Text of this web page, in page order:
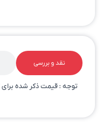
نقد و بررسی
توجه : قیمت ذکر شده برای